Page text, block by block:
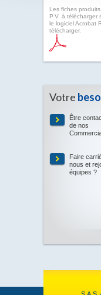
Les fiches
P.V. à télécharger
le logiciel Acrobat
télécharger.
Votre
Être
de nos
Faire
nous et
équipes ?